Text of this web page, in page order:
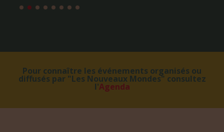
Pour connaître les événements organisés ou
diffusés par "Les Nouveaux Mondes" consultez
l'Agenda